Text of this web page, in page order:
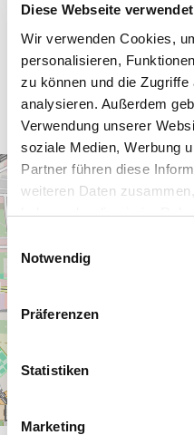
Diese Webseite
Wir verwenden Cookies,
personalisieren,
zu können und die
analysieren. Außerdem
Verwendung unserer
soziale Medien, Werbung
Partner führen diese
weiteren Daten
haben oder die sie im
Einwilligungsauswahl
Notwendig
Präferenzen
Statistiken
Marketing
Unsere WLAN-
+